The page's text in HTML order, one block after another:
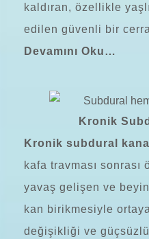
kaldıran, özellikle
edilen güvenli bir
Devamını Oku…
Kronik
Kronik subdural
kafa travması
yavaş gelişen ve
kan birikmesiyle
değişikliği ve